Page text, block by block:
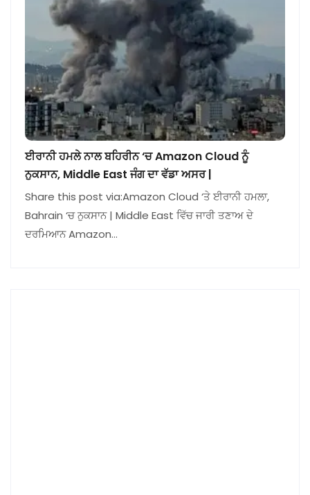
ਈਰਾਨੀ ਹਮਲੇ ਨਾਲ ਬਹਿਰੀਨ ‘ਚ Amazon Cloud ਨੂੰ
ਨੁਕਸਾਨ, Middle East ਜੰਗ ਦਾ ਵੱਡਾ ਅਸਰ |
Share this post via:Amazon Cloud ‘ਤੇ ਈਰਾਨੀ ਹਮਲਾ,
Bahrain ‘ਚ ਨੁਕਸਾਨ | Middle East ਵਿੱਚ ਜਾਰੀ ਤਣਾਅ ਦੇ
ਦਰਮਿਆਨ Amazon…